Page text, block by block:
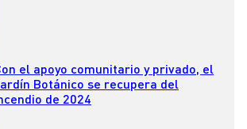
el apoyo comunitario y privado, el
Botánico se recupera del
de 2024